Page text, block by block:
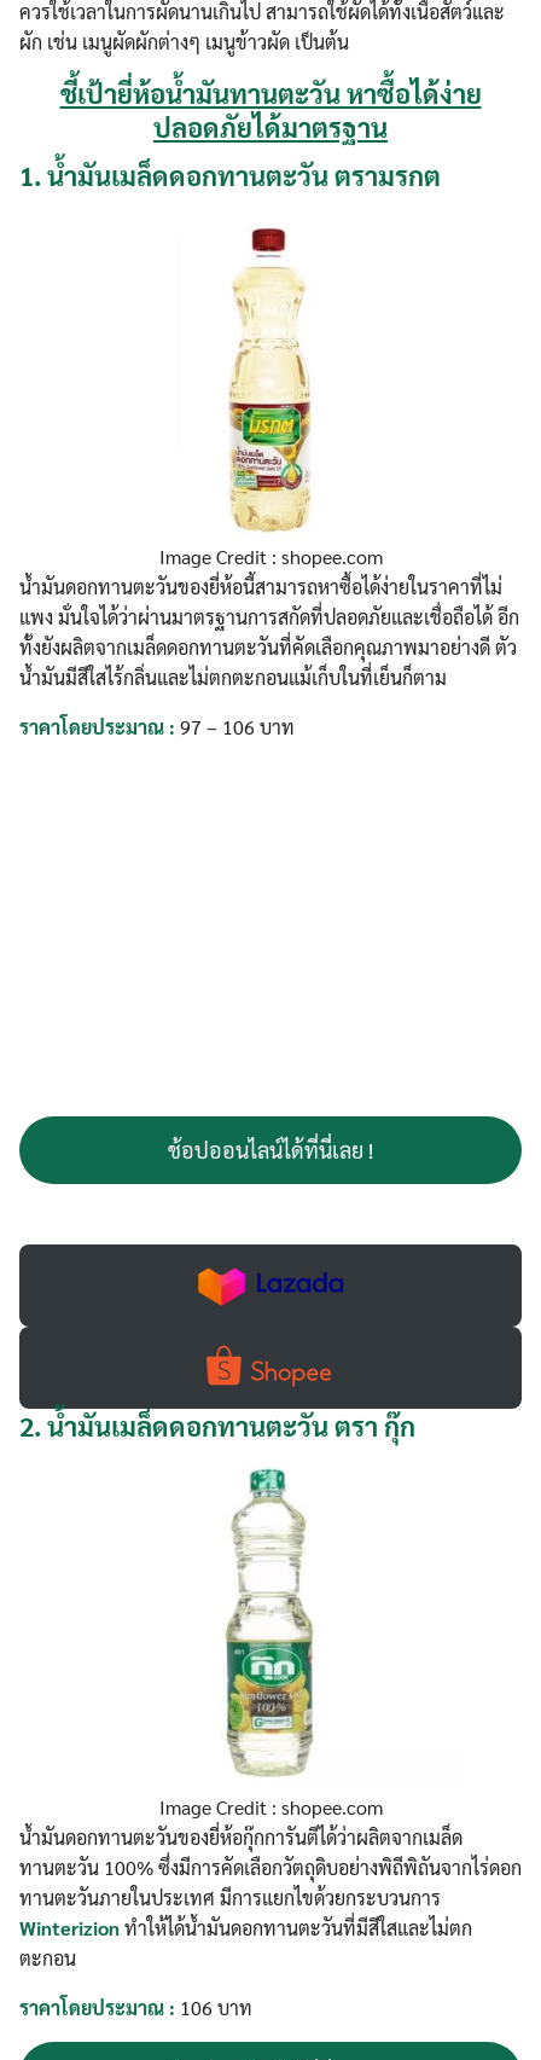
ควรใช้เวลาในการผัดนานเกินไป สามารถใช้ผัดได้ทั้งเนื้อสัตว์และ
ผัก เช่น เมนูผัดผักต่างๆ เมนูข้าวผัด เป็นต้น
ชี้เป้ายี่ห้อน้ำมันทานตะวัน หาซื้อได้ง่าย
ปลอดภัยได้มาตรฐาน
1. น้ำมันเมล็ดดอกทานตะวัน ตรามรกต
Image Credit : shopee.com
น้ำมันดอกทานตะวันของยี่ห้อนี้สามารถหาซื้อได้ง่ายในราคาที่ไม่
แพง มั่นใจได้ว่าผ่านมาตรฐานการสกัดที่ปลอดภัยและเชื่อถือได้ อีก
ทั้งยังผลิตจากเมล็ดดอกทานตะวันที่คัดเลือกคุณภาพมาอย่างดี ตัว
น้ำมันมีสีใสไร้กลิ่นและไม่ตกตะกอนแม้เก็บในที่เย็นก็ตาม
ราคาโดยประมาณ : 97 – 106 บาท
ช้อปออนไลน์ได้ที่นี่เลย !
2. น้ำมันเมล็ดดอกทานตะวัน ตรา กุ๊ก
Image Credit : shopee.com
น้ำมันดอกทานตะวันของยี่ห้อกุ๊กการันตีได้ว่าผลิตจากเมล็ด
ทานตะวัน 100% ซึ่งมีการคัดเลือกวัตถุดิบอย่างพิถีพิถันจากไร่ดอก
ทานตะวันภายในประเทศ มีการแยกไขด้วยกระบวนการ
Winterizionทำให้ได้น้ำมันดอกทานตะวันที่มีสีใสและไม่ตก
ตะกอน
ราคาโดยประมาณ : 106 บาท